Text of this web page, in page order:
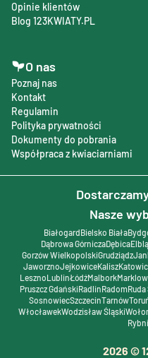
Opinie klientów
Blog 123KWIATY.PL
O nas
Poznaj nas
Kontakt
Regulamin
Polityka prywatności
Dokumenty do pobrania
Współpraca z kwiaciarniami
Nasze
BiałogardBielsko Biała
Dąbrowa GórniczaDębica
Gorzów WielkopolskiGrudziądz
JaworznoJejkowiceKalisz
LesznoLublinŁódźMalbork
Pruszcz GdańskiRadlinRadom
SosnowiecSzczecinTarnów
WłocławekWodzisław Śląski
2026 ©